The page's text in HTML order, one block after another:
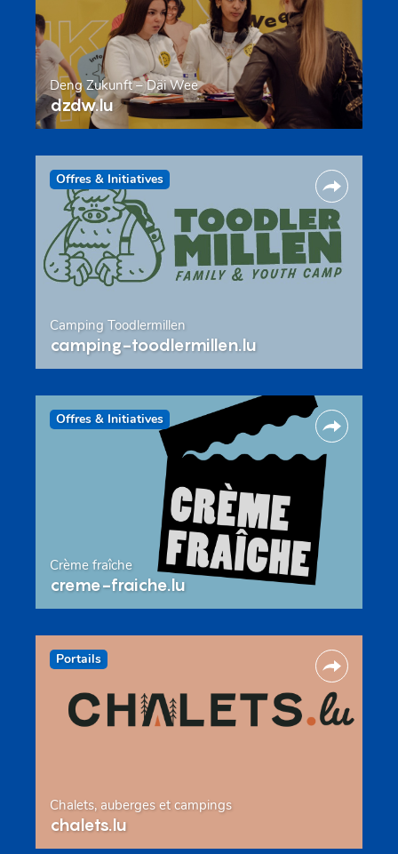
Deng Zukunft – Däi Wee
dzdw.lu
Offres & Initiatives
Camping Toodlermillen
camping-toodlermillen.lu
Offres & Initiatives
Crème fraîche
creme-fraiche.lu
Portails
Chalets, auberges et campings
chalets.lu